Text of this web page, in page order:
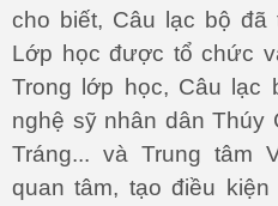
cho biết, Câu lạc bộ
Lớp học được tổ chức
Trong lớp học, Câu lạc
nghệ sỹ nhân dân Thúy
Tráng... và Trung tâm
quan tâm, tạo điều